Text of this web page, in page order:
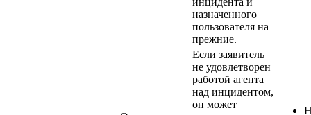
назначенного
пользователя на
прежние.
Если заявитель
не удовлетворен
работой агента
над инцидентом,
он может